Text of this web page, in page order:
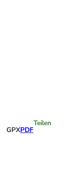
GPXPDF
Teilen